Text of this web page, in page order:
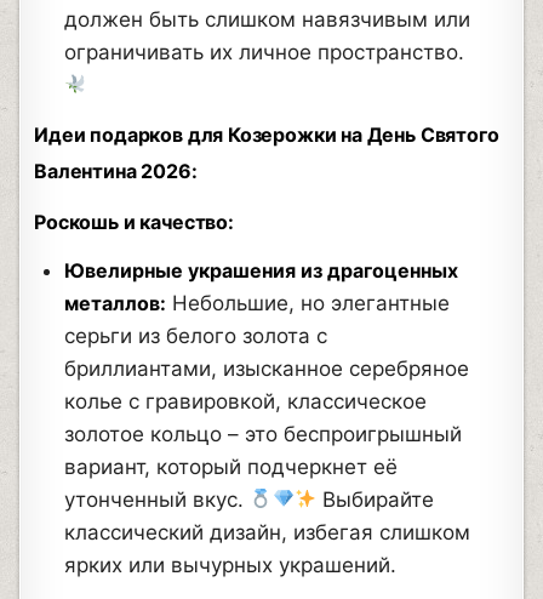
должен быть слишком навязчивым или
ограничивать их личное пространство.
Идеи подарков для Козерожки на День Святого
Валентина 2026:
Роскошь и качество:
Ювелирные украшения из драгоценных
металлов: Небольшие, но элегантные
серьги из белого золота с
бриллиантами, изысканное серебряное
колье с гравировкой, классическое
золотое кольцо – это беспроигрышный
вариант, который подчеркнет её
утонченный вкус.
Выбирайте
классический дизайн, избегая слишком
ярких или вычурных украшений.